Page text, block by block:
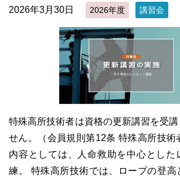
2026年3月30日 2026年度 講習会
特殊高所技術者は資格の更新講習を受
せん。（会員規則第12条 特殊高所技術
内容としては、人命救助を中心とした
練。 特殊高所技術では、ロープの登高